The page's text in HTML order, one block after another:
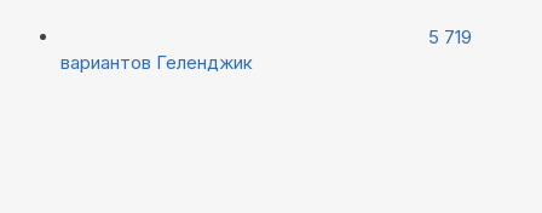
5 719
вариантов Геленджик